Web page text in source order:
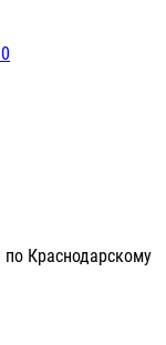
по Краснодарскому